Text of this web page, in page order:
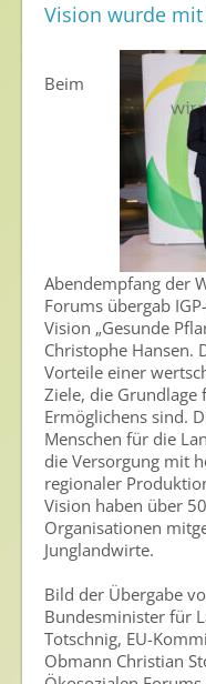
Geschichte des
Forschung & Entwicklung
Umweltschutz
Gesunde Nahrung
Nutzen von
Sichere Lebensmittel
Zulassung
Gesunde Menschen
Versorgungs- &
Gepflegtes Eigenheim
Anwenderschutz
Entsorgung von
Die IGP
Ansprechpersonen
Veranstaltungen &
Vision wurde
Beim
Abendempfang der
Forums übergab
Vision „Gesunde
Christophe Hansen.
Vorteile einer
Ziele, die
Ermöglichens sind.
Menschen für die
die Versorgung mit
regionaler
Vision haben über
Organisationen
Junglandwirte.
Bild der Übergabe
Bundesminister für
Totschnig, EU-
Obmann Christian